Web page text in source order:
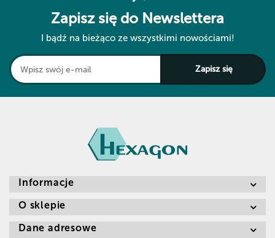
Zapisz się do Newslettera
I bądź na bieżąco ze wszystkimi nowościami!
Dane adresowe
Informacje
O sklepie